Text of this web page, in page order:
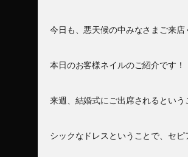
今日も、悪天候の中みなさまご来店
本日のお客様ネイルのご紹介です！
来週、結婚式にご出席されるという
シックなドレスということで、セピ